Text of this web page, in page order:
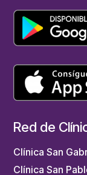
Red de
Clínica San
Clínica San